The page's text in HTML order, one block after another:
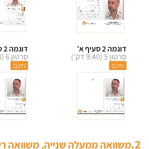
דוגמה 2 סעיף א'
סרטון 5 (9:40 דק')
חינם
דוגמה 2 סעיף ב'
סרטון 6 (12:08 דק')
חינם
2. משוואה ממעלה שנייה, משוואה